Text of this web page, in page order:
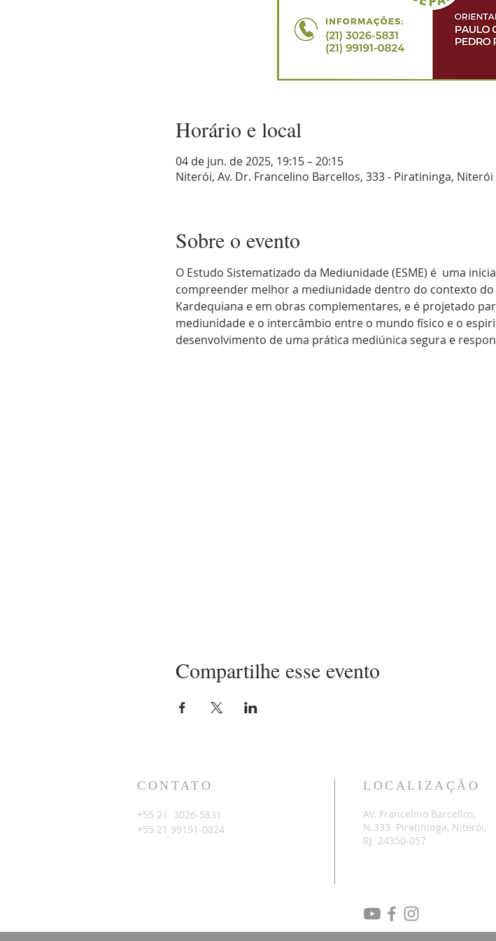
Horário e local
04 de jun. de 2025, 19:15 – 20:15
Niterói, Av. Dr. Francelino Barcellos, 333 - Piratininga, Niterói
Sobre o evento
O Estudo Sistematizado da Mediunidade (ESME) é  uma
compreender melhor a mediunidade dentro do contexto do
Kardequiana e em obras complementares, e é projetado
mediunidade e o intercâmbio entre o mundo físico e o
desenvolvimento de uma prática mediúnica segura e
Compartilhe esse evento
CONTATO
+55 21 3026-5831
+55 21 99191-0824
LOCALIZAÇÃO
Av. Francelino Barcellos,
N.333 Piratininga, Niterói,
RJ 24350-057